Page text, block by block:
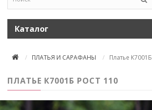
Каталог
ПЛАТЬЯ И САРАФАНЫ Платье
ПЛАТЬЕ К7001Б РОСТ 110